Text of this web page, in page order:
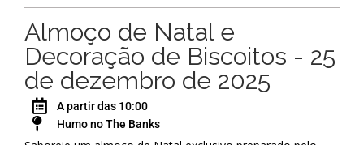
Almoço de Natal e
Decoração de Biscoitos - 25
de dezembro de 2025
A partir das 10:00
Humo no The Banks